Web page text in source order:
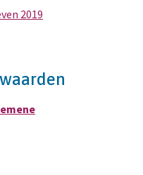
2019